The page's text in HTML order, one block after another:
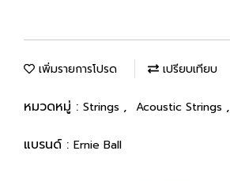
เพิ่มรายการโปรด เปรียบเทียบ
หมวดหมู่ : Strings , Acoustic Strings ,
แบรนด์ : Ernie Ball